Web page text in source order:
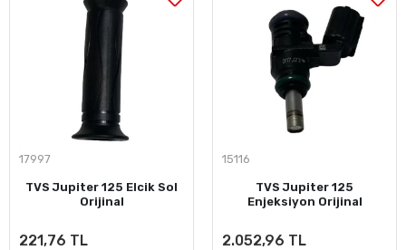
17997
TVS Jupiter 125 Elcik Sol
Orijinal
221,76 TL
15116
TVS Jupiter 125
Enjeksiyon Orijinal
2.052,96 TL